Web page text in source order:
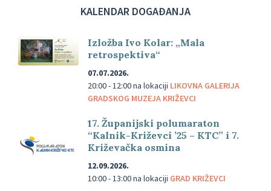
KALENDAR DOGAĐANJA
Izložba Ivo Kolar: „Mala
retrospektiva“
07.07.2026.
20:00 - 12:00na lokaciji LIKOVNA GALERIJA
GRADSKOG MUZEJA KRIŽEVCI
17. Županijski polumaraton
“Kalnik-Križevci ’25 – KTC” i 7.
Križevačka osmina
12.09.2026.
10:00 - 13:00na lokaciji GRAD KRIŽEVCI